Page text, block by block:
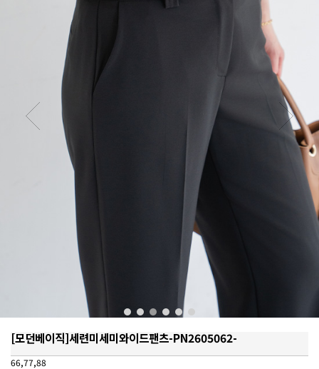
[모던베이직]세련미세미와이드팬츠-PN2605062-
66,77,88